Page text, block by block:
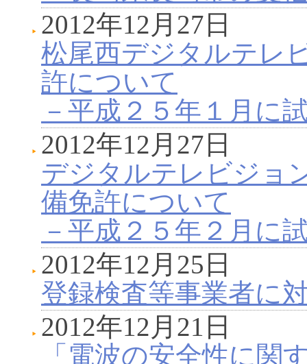
2012年12月27日
松尾西デジタルテレ
許について
－平成２５年１月に
2012年12月27日
デジタルテレビジョ
備免許について
－平成２５年２月に
2012年12月25日
登録検査等事業者に
2012年12月21日
「電波の安全性に関